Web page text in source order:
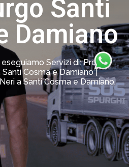
Santi
Damiano
Servizi di: Pronto
Cosma e Damiano |
a Santi Cosma e Damiano.